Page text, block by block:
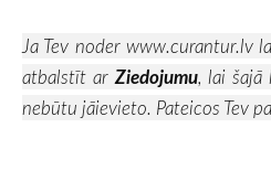
Ja Tev noder www.curantur.lv
atbalstīt ar Ziedojumu, lai šajā
nebūtu jāievieto. Pateicos Tev